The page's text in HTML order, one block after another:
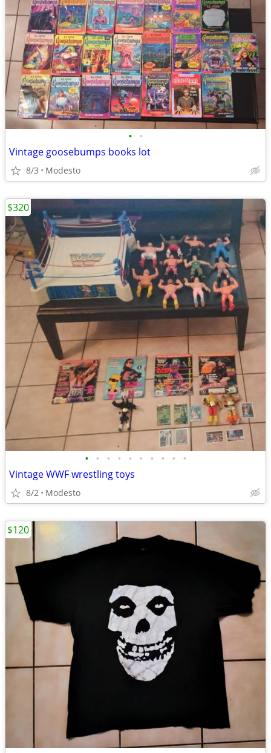
• •
Vintage goosebumps books lot
8/3 Modesto
• • • • • • • • • •
Vintage WWF wrestling toys
8/2 Modesto
$320
$120